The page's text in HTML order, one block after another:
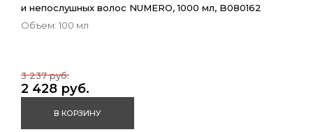
и непослушных волос NUMERO, 1000 мл, B080162
Объем: 100 мл
2 428 руб.
3 237 руб.
В КОРЗИНУ